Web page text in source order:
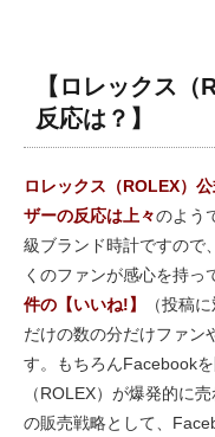
【ロレックス
反応は？】
ロレックス（ROLEX）
ザーの反応は上々のよう
級ブランド時計ですので
くのファンが感心を持っ
件の【いいね!】
（投稿
だけの数の分だけファン
す。もちろんFacebook
（ROLEX）が爆発的に
の販売戦略として、